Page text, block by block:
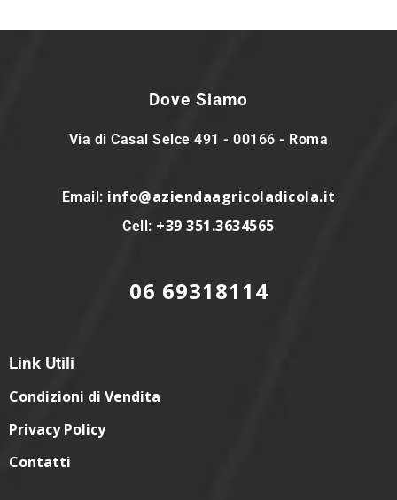
Dove Siamo
Via di Casal Selce 491 - 00166 - Roma
Email: info@aziendaagricoladicola.it
Cell: +39 351.3634565
06 69318114
Link Utili
Condizioni di Vendita
Privacy Policy
Contatti